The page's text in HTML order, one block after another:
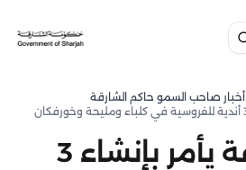
أخبار صاحب السمو حاكم الشارقة
حاكم الشارقة يأمر بإنشاء 3